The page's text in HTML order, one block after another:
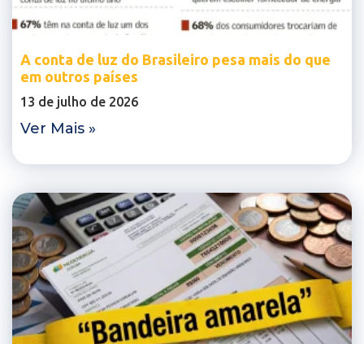
A conta de luz do Brasileiro pesa mais do que
em outros países
13 de julho de 2026
Ver Mais »